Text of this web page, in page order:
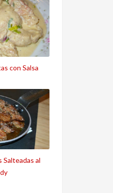
con Salsa
Salteadas al